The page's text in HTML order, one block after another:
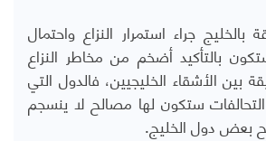
بالخليج جراء استمرار النزاع واحتمال
بالتأكيد أضخم من مخاطر النزاع
بين الأشقاء الخليجيين، فالدول التي
ستكون لها مصالح لا ينسجم
بعض دول الخليج.